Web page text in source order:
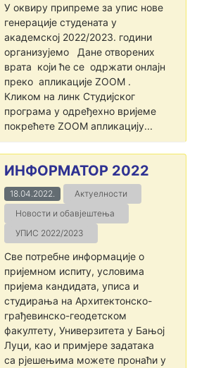
У оквиру припреме за упис нове
генерације студената у
академској 2022/2023. години
организујемо Дане отворених
врата који ће се одржати онлајн
преко апликације ZOOM .
Кликом на линк Студијског
програма у одређехно вријеме
покрећете ZOOM апликацију...
ИНФОРМАТОР 2022
18.04.2022.
Актуелности
Новости и обавјештења
УПИС 2022/2023
Све потребне информације о
пријемном испиту, условима
пријема кандидата, уписа и
студирања на Архитектонско-
грађевинско-геодетском
факултету, Универзитета у Бањој
Луци, као и примјере задатака
са рјешењима можете пронаћи у